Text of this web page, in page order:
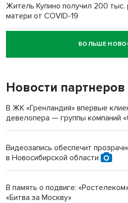
Житель Купино получил 200 тыс.
матери от COVID-19
Новосибирский суд наказал
пенсионерки на вокзале
БОЛЬШЕ
Новости партнеров
В ЖК «Гренландия» впервые
девелопера — группы компаний
Видеозапись обеспечит
в Новосибирской области
В память о подвиге:
«Битва за Москву»